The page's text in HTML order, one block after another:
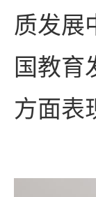
质发展
国教育
方面表